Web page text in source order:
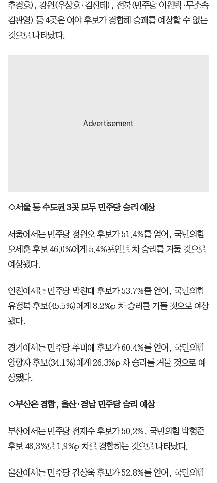
추경호), 강원(우상호·김진태), 전북(민주당 이원택·무소속
김관영) 등 4곳은 여야 후보가 경합해 승패를 예상할 수 없는
것으로 나타났다.
◇서울 등 수도권 3곳 모두 민주당 승리 예상
서울에서는 민주당 정원오 후보가 51.4%를 얻어, 국민의힘
오세훈 후보 46.0%에게 5.4%포인트 차 승리를 거둘 것으로
예상됐다.
인천에서는 민주당 박찬대 후보가 53.7%를 얻어, 국민의힘
유정복 후보(45.5%)에게 8.2%p 차 승리를 거둘 것으로 예상
됐다.
경기에서는 민주당 추미애 후보가 60.4%를 얻어, 국민의힘
양향자 후보(34.1%)에게 26.3%p 차 승리를 거둘 것으로 예
상됐다.
◇부산은 경합, 울산·경남 민주당 승리 예상
부산에서는 민주당 전재수 후보가 50.2%, 국민의힘 박형준
후보 48.3%로 1.9%p 차로 경합하는 것으로 나타났다.
울산에서는 민주당 김상욱 후보가 52.8%를 얻어, 국민의힘